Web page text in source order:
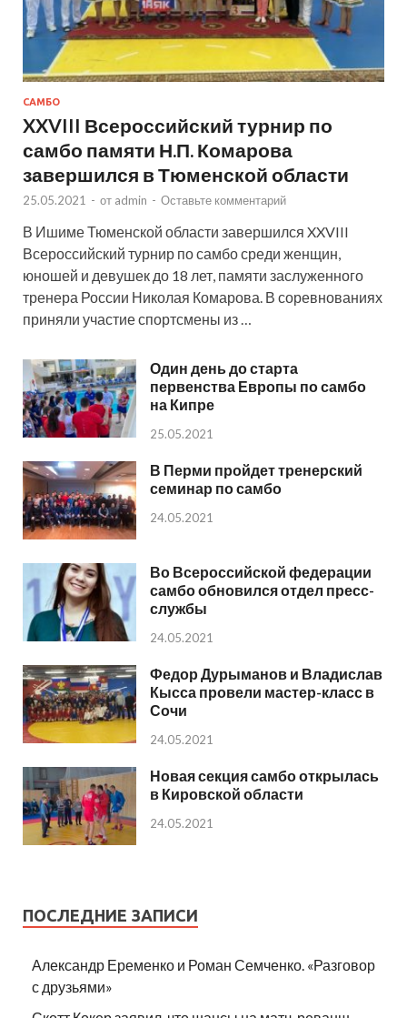
САМБО
XXVIII Всероссийский турнир по
самбо памяти Н.П. Комарова
завершился в Тюменской области
25.05.2021 - от admin - Оставьте комментарий
В Ишиме Тюменской области завершился XXVIII
Всероссийский турнир по самбо среди женщин,
юношей и девушек до 18 лет, памяти заслуженного
тренера России Николая Комарова. В соревнованиях
приняли участие спортсмены из …
Один день до старта
первенства Европы по самбо
на Кипре
25.05.2021
В Перми пройдет тренерский
семинар по самбо
24.05.2021
Во Всероссийской федерации
самбо обновился отдел пресс-
службы
24.05.2021
Федор Дурыманов и Владислав
Кысса провели мастер-класс в
Сочи
24.05.2021
Новая секция самбо открылась
в Кировской области
24.05.2021
ПОСЛЕДНИЕ ЗАПИСИ
Александр Еременко и Роман Семченко. «Разговор
с друзьями»